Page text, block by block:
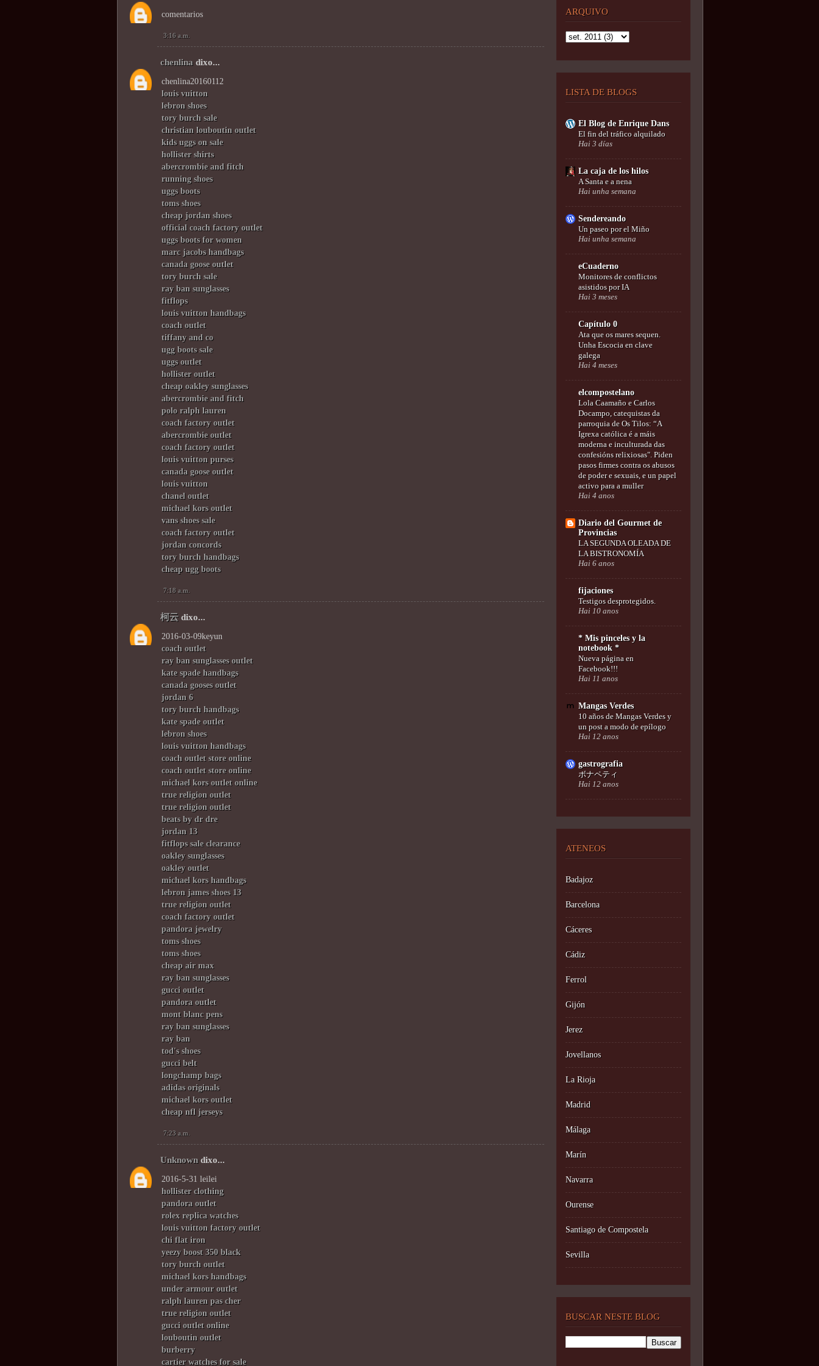
comentarios
3:16 a.m.
chenlina dixo...
chenlina20160112
louis vuitton
lebron shoes
tory burch sale
christian louboutin outlet
kids uggs on sale
hollister shirts
abercrombie and fitch
running shoes
uggs boots
toms shoes
cheap jordan shoes
official coach factory outlet
uggs boots for women
marc jacobs handbags
canada goose outlet
tory burch sale
ray ban sunglasses
fitflops
louis vuitton handbags
coach outlet
tiffany and co
ugg boots sale
uggs outlet
hollister outlet
cheap oakley sunglasses
abercrombie and fitch
polo ralph lauren
coach factory outlet
abercrombie outlet
coach factory outlet
louis vuitton purses
canada goose outlet
louis vuitton
chanel outlet
michael kors outlet
vans shoes sale
coach factory outlet
jordan concords
tory burch handbags
cheap ugg boots
7:18 a.m.
柯云dixo...
2016-03-09keyun
coach outlet
ray ban sunglasses outlet
kate spade handbags
canada gooses outlet
jordan 6
tory burch handbags
kate spade outlet
lebron shoes
louis vuitton handbags
coach outlet store online
coach outlet store online
michael kors outlet online
true religion outlet
true religion outlet
beats by dr dre
jordan 13
fitflops sale clearance
oakley sunglasses
oakley outlet
michael kors handbags
lebron james shoes 13
true religion outlet
coach factory outlet
pandora jewelry
toms shoes
toms shoes
cheap air max
ray ban sunglasses
gucci outlet
pandora outlet
mont blanc pens
ray ban sunglasses
ray ban
tod's shoes
gucci belt
longchamp bags
adidas originals
michael kors outlet
cheap nfl jerseys
7:23 a.m.
Unknowndixo...
2016-5-31 leilei
hollister clothing
pandora outlet
rolex replica watches
louis vuitton factory outlet
chi flat iron
yeezy boost 350 black
tory burch outlet
michael kors handbags
under armour outlet
ralph lauren pas cher
true religion outlet
gucci outlet online
louboutin outlet
burberry
cartier watches for sale
ARQUIVO
LISTA DE BLOGS
El Blog de Enrique Dans
El fin del tráfico alquilado
Hai 3 días
La caja de los hilos
A Santa e a nena
Hai unha semana
Sendereando
Un paseo por el Miño
Hai unha semana
eCuaderno
Monitores de conflictos
asistidos por IA
Hai 3 meses
Capítulo 0
Ata que os mares sequen.
Unha Escocia en clave
galega
Hai 4 meses
elcompostelano
Lola Caamaño e Carlos
Docampo, catequistas da
parroquia de Os Tilos: “A
Igrexa católica é a máis
moderna e inculturada das
confesións relixiosas". Piden
pasos firmes contra os abusos
de poder e sexuais, e un papel
activo para a muller
Hai 4 anos
Diario del Gourmet de
Provincias
LA SEGUNDA OLEADA DE
LA BISTRONOMÍA
Hai 6 anos
fijaciones
Testigos desprotegidos.
Hai 10 anos
* Mis pinceles y la
notebook *
Nueva página en
Facebook!!!
Hai 11 anos
Mangas Verdes
10 años de Mangas Verdes y
un post a modo de epílogo
Hai 12 anos
gastrografia
ボナペティ
Hai 12 anos
ATENEOS
Badajoz
Barcelona
Cáceres
Cádiz
Ferrol
Gijón
Jerez
Jovellanos
La Rioja
Madrid
Málaga
Marín
Navarra
Ourense
Santiago de Compostela
Sevilla
BUSCAR NESTE BLOG